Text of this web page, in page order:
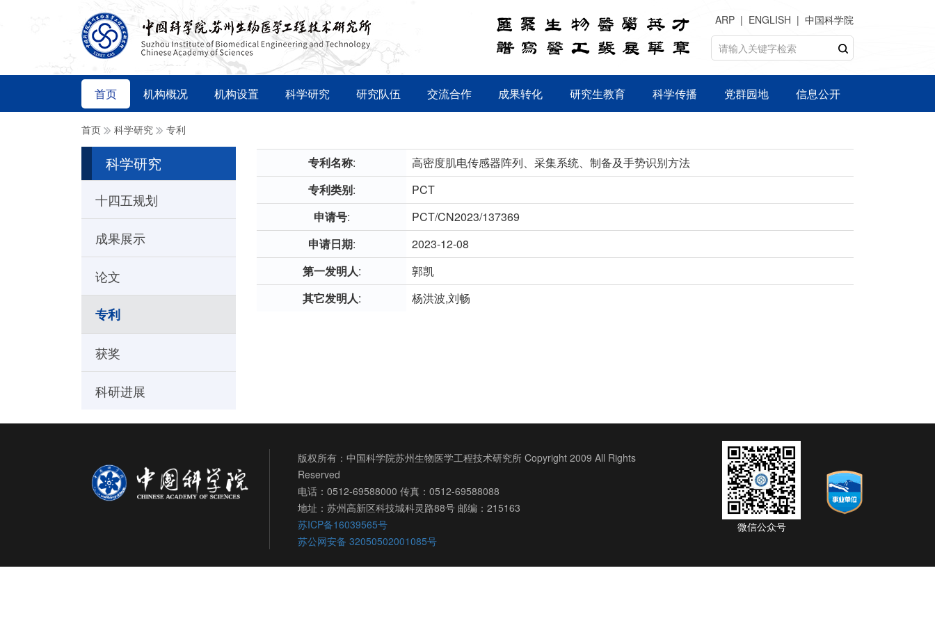
ARP ENGLISH 中国科学院
首页 机构概况 机构设置 科学研究 研究队伍 交流合作 成果转化 研究生教育 科学传播 党群园地 信息公开
首页 科学研究 专利
科学研究
十四五规划
成果展示
论文
专利
获奖
科研进展
专利名称:
高密度肌电传感器阵列、采集系统、制备及手势识别方法
专利类别:
PCT
申请号:
PCT/CN2023/137369
申请日期:
2023-12-08
第一发明人:
郭凯
其它发明人: 杨洪波,刘畅
版权所有：中国科学院苏州生物医学工程技术研究所 Copyright 2009 All Rights
Reserved
电话：0512-69588000 传真：0512-69588088
地址：苏州高新区科技城科灵路88号 邮编：215163
苏ICP备16039565号
苏公网安备 32050502001085号
微信公众号